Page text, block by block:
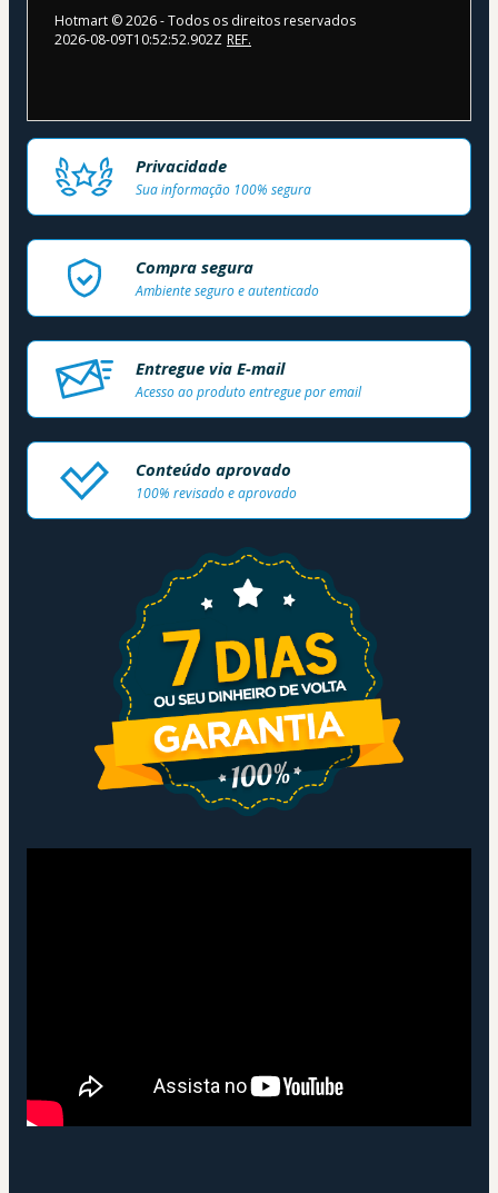
Hotmart ©2026- Todos os direitos reservados
2026-08-09T10:52:52.902Z REF.
Privacidade
Sua informação 100% segura
Compra segura
Ambiente seguro e autenticado
Entregue via E-mail
Acesso ao produto entregue por email
Conteúdo aprovado
100% revisado e aprovado